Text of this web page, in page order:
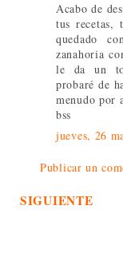
Acabo de
tus recetas,
quedado
zanahoria
le da un
probaré de
menudo por
bss
jueves, 26
Publicar un
SIGUIENTE